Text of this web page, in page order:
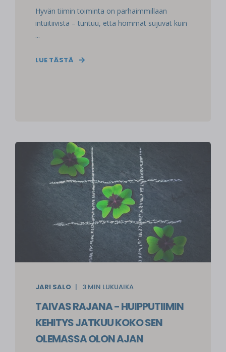
Hyvän tiimin toiminta on parhaimmillaan
intuitiivista – tuntuu, että hommat sujuvat kuin
...
LUE TÄSTÄ
JARI SALO 3 MIN LUKUAIKA
TAIVAS RAJANA - HUIPPUTIIMIN
KEHITYS JATKUU KOKO SEN
OLEMASSA OLON AJAN